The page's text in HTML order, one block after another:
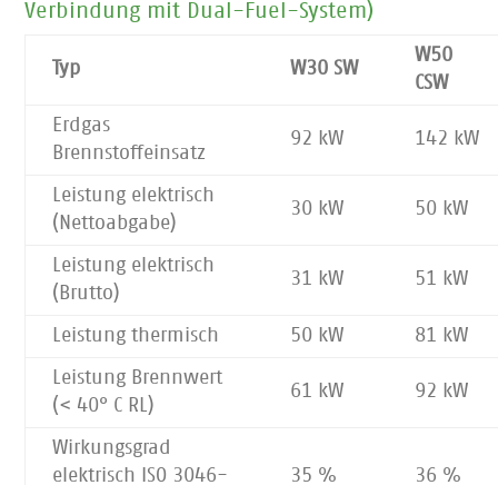
Verbindung mit Dual-Fuel-System)
Typ W30 SW
W50
CSW
Erdgas
Brennstoffeinsatz
92 kW 142 kW
Leistung elektrisch
(Nettoabgabe)
30 kW 50 kW
Leistung elektrisch
(Brutto)
31 kW 51 kW
Leistung thermisch 50 kW 81 kW
Leistung Brennwert
(< 40° C RL)
61 kW 92 kW
Wirkungsgrad
elektrisch ISO 3046-
35 % 36 %